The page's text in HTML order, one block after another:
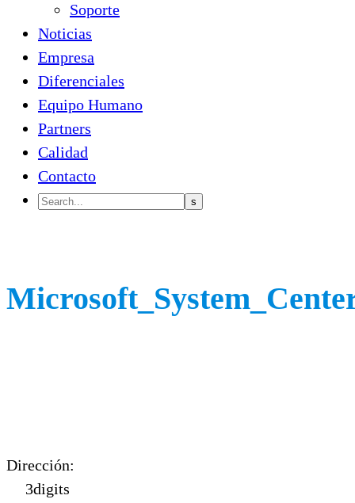
Soporte
Noticias
Empresa
Diferenciales
Equipo Humano
Partners
Calidad
Contacto
Dirección:
3digits